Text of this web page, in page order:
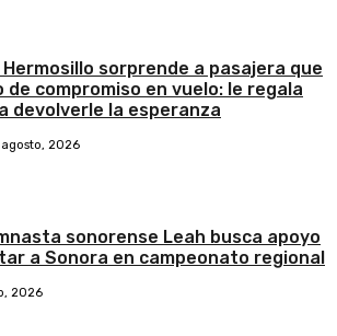
Hermosillo sorprende a pasajera que
de compromiso en vuelo: le regala
devolverle la esperanza
agosto, 2026
sonorense Leah busca apoyo
a Sonora en campeonato regional
2026